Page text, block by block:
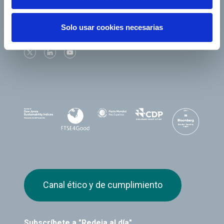
Solo usar cookies necesarias
Canal ético y de cumplimiento